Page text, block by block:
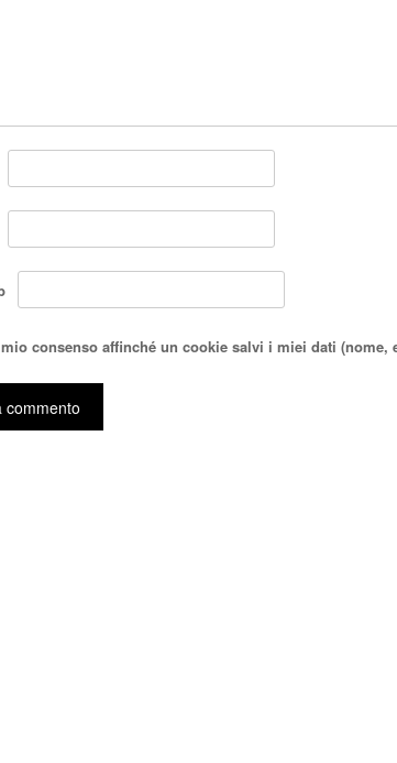
consenso affinché un cookie salvi i miei dati